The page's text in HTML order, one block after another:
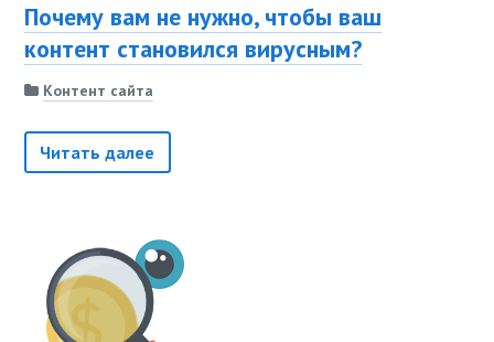
Почему вам не нужно, чтобы ваш
контент становился вирусным?
Контент сайта
Читать далее